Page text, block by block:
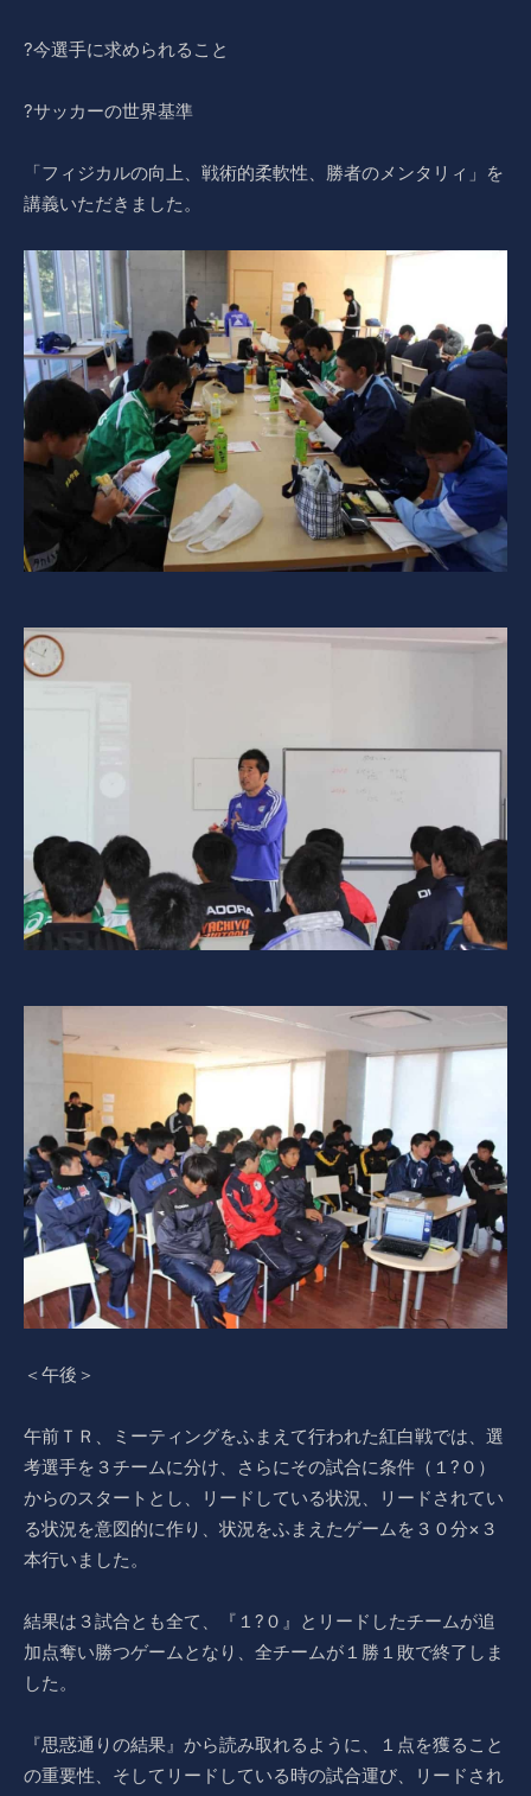
?今選手に求められること
?サッカーの世界基準
「フィジカルの向上、戦術的柔軟性、勝者のメンタリィ」を
講義いただきました。
＜午後＞
午前ＴＲ、ミーティングをふまえて行われた紅白戦では、選
考選手を３チームに分け、さらにその試合に条件（１?０）
からのスタートとし、リードしている状況、リードされてい
る状況を意図的に作り、状況をふまえたゲームを３０分×３
本行いました。
結果は３試合とも全て、『１?０』とリードしたチームが追
加点奪い勝つゲームとなり、全チームが１勝１敗で終了しま
した。
『思惑通りの結果』から読み取れるように、１点を獲ること
の重要性、そしてリードしている時の試合運び、リードされ